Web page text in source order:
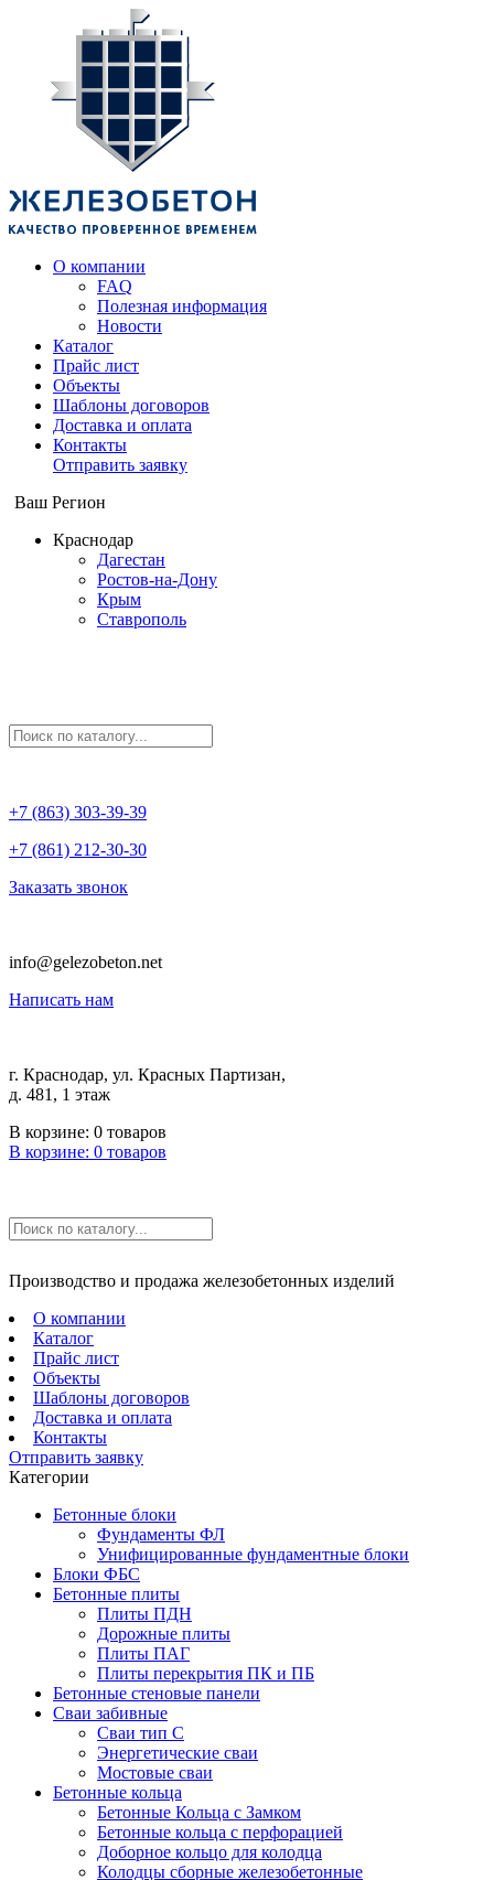
О компании
FAQ
Полезная информация
Новости
Каталог
Прайс лист
Объекты
Шаблоны договоров
Доставка и оплата
Контакты
Отправить заявку
Ваш Регион
Краснодар
Дагестан
Ростов-на-Дону
Крым
Ставрополь
+7 (863) 303-39-39
+7 (861) 212-30-30
Заказать звонок
info@gelezobeton.net
Написать нам
г. Краснодар, ул. Красных Партизан,
д. 481, 1 этаж
В корзине: 0 товаров
В корзине: 0 товаров
Производство и продажа железобетонных изделий
О компании
Каталог
Прайс лист
Объекты
Шаблоны договоров
Доставка и оплата
Контакты
Отправить заявку
Категории
Бетонные блоки
Фундаменты ФЛ
Унифицированные фундаментные блоки
Блоки ФБС
Бетонные плиты
Плиты ПДН
Дорожные плиты
Плиты ПАГ
Плиты перекрытия ПК и ПБ
Бетонные стеновые панели
Сваи забивные
Сваи тип С
Энергетические сваи
Mостовые сваи
Бетонные кольца
Бетонные Кольца с Замком
Бетонные кольца с перфорацией
Доборное кольцо для колодца
Колодцы сборные железобетонные